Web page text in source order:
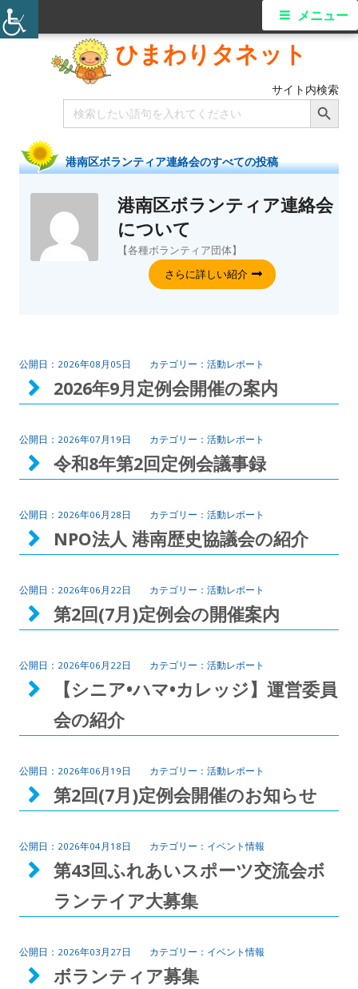
ひまわりタネット
サイト内検索
Search
for:
Search Button
メニュー
港南区ボランティア連絡会のすべての投稿
港南区ボランティア連絡会
について
【各種ボランティア団体】
さらに詳しい紹介
2026年08月05日 活動レポート
2026年9月定例会開催の案内
2026年07月19日 活動レポート
令和8年第2回定例会議事録
2026年06月28日 活動レポート
NPO法人 港南歴史協議会の紹介
2026年06月22日 活動レポート
第2回(7月)定例会の開催案内
2026年06月22日 活動レポート
【シニア•ハマ•カレッジ】運営委員
会の紹介
2026年06月19日 活動レポート
第2回(7月)定例会開催のお知らせ
2026年04月18日 イベント情報
第43回ふれあいスポーツ交流会ボ
ランテイア大募集
2026年03月27日 イベント情報
ボランティア募集